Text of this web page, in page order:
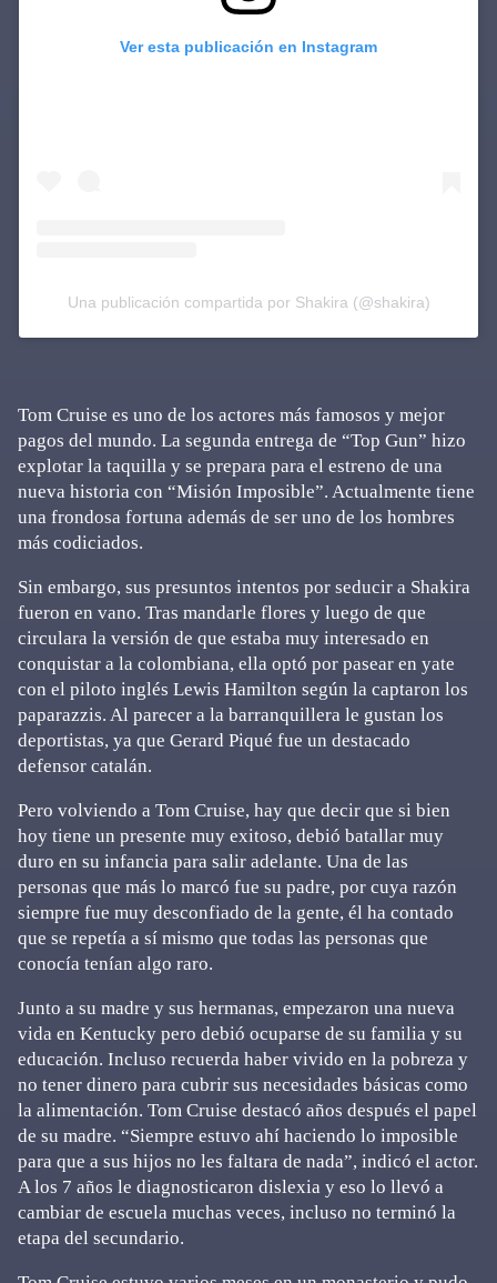
Ver esta publicación en Instagram
Una publicación compartida por Shakira (@shakira)
Tom Cruise es uno de los actores más famosos y mejor
pagos del mundo. La segunda entrega de “Top Gun” hizo
explotar la taquilla y se prepara para el estreno de una
nueva historia con “Misión Imposible”. Actualmente tiene
una frondosa fortuna además de ser uno de los hombres
más codiciados.
Sin embargo, sus presuntos intentos por seducir a Shakira
fueron en vano. Tras mandarle flores y luego de que
circulara la versión de que estaba muy interesado en
conquistar a la colombiana, ella optó por pasear en yate
con el piloto inglés Lewis Hamilton según la captaron los
paparazzis. Al parecer a la barranquillera le gustan los
deportistas, ya que Gerard Piqué fue un destacado
defensor catalán.
Pero volviendo a Tom Cruise, hay que decir que si bien
hoy tiene un presente muy exitoso, debió batallar muy
duro en su infancia para salir adelante. Una de las
personas que más lo marcó fue su padre, por cuya razón
siempre fue muy desconfiado de la gente, él ha contado
que se repetía a sí mismo que todas las personas que
conocía tenían algo raro.
Junto a su madre y sus hermanas, empezaron una nueva
vida en Kentucky pero debió ocuparse de su familia y su
educación. Incluso recuerda haber vivido en la pobreza y
no tener dinero para cubrir sus necesidades básicas como
la alimentación. Tom Cruise destacó años después el papel
de su madre. “Siempre estuvo ahí haciendo lo imposible
para que a sus hijos no les faltara de nada”, indicó el actor.
A los 7 años le diagnosticaron dislexia y eso lo llevó a
cambiar de escuela muchas veces, incluso no terminó la
etapa del secundario.